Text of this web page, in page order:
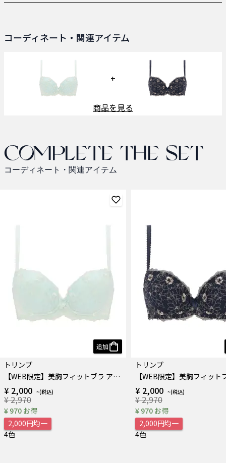
コーディネート・関連アイテム
+
商品を見る
Complete the set
コーディネート・関連アイテム
追加
トリンプ
【WEB限定】美胸フィットブラ アザレア ブラジャー
¥ 2,000
¥ 2,970
¥ 970 お得
2,000円均一
4色
トリンプ
¥ 2,000
¥ 2,970
¥ 970 お得
2,000円均一
4色